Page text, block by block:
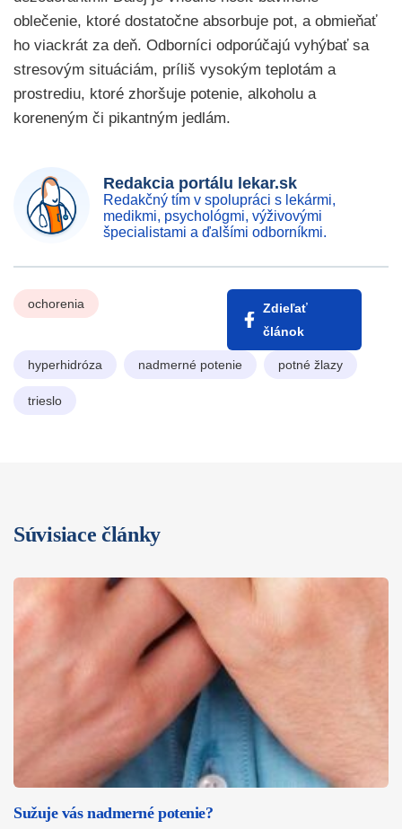
oblečenie, ktoré dostatočne absorbuje pot, a obmieňať
ho viackrát za deň. Odborníci odporúčajú vyhýbať sa
stresovým situáciám, príliš vysokým teplotám a
prostrediu, ktoré zhoršuje potenie, alkoholu a
koreneným či pikantným jedlám.
Redakcia portálu lekar.sk
Redakčný tím v spolupráci s lekármi,
medikmi, psychológmi, výživovými
špecialistami a ďalšími odborníkmi.
ochorenia
Zdieľať
článok
hyperhidróza nadmerné potenie potné žlazy
trieslo
Súvisiace články
Sužuje vás nadmerné potenie?